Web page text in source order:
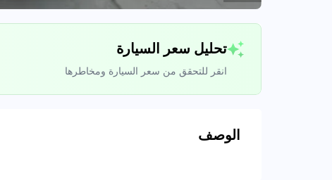
تحليل سعر السيارة
انقر للتحقق من سعر السيارة ومخاطرها
الوصف